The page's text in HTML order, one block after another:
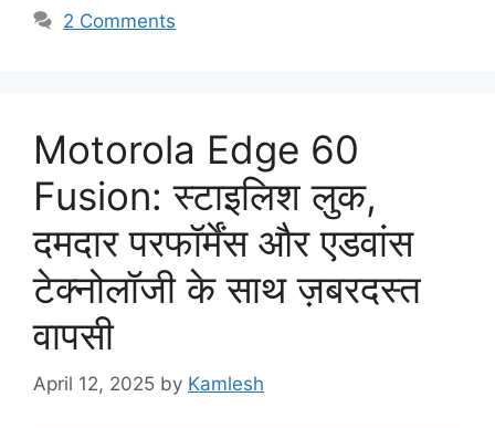
2 Comments
Motorola Edge 60
Fusion: स्टाइलिश लुक,
दमदार परफॉर्मेंस और एडवांस
टेक्नोलॉजी के साथ ज़बरदस्त
वापसी
April 12, 2025 by Kamlesh